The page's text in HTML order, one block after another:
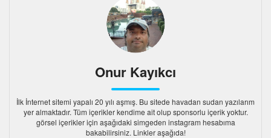
Onur Kayıkcı
İlk İnternet sitemi yapalı 20 yılı aşmış. Bu sitede havadan sudan yazılarım
yer almaktadır. Tüm içerikler kendime ait olup sponsorlu içerik yoktur.
görsel içerikler için aşağıdaki simgeden instagram hesabıma
bakabilirsiniz. Linkler aşağıda!